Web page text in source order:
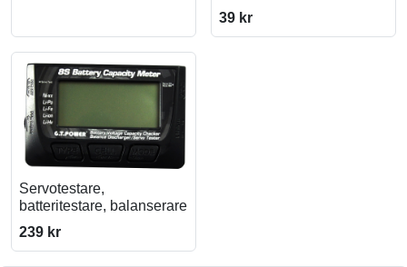
39 kr
Servotestare,
batteritestare, balanserare
239 kr